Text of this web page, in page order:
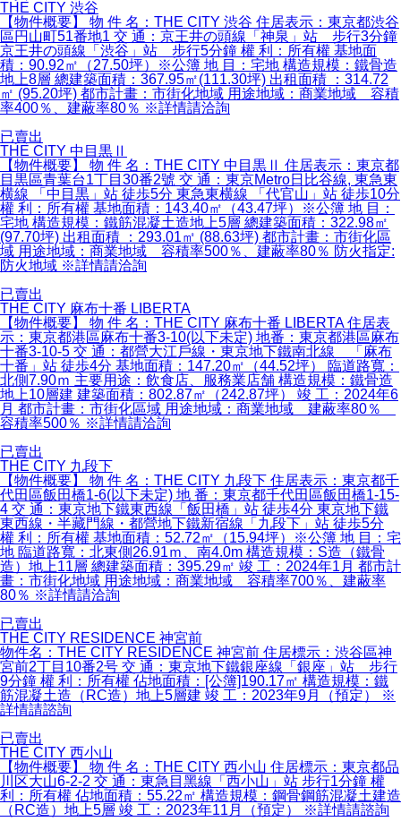
THE CITY 渋谷
【物件概要】 物 件 名：THE CITY 渋谷 住居表示：東京都渋谷
區円山町51番地1 交 通：京王井の頭線「神泉」站 步行3分鐘
京王井の頭線「渋谷」站 步行5分鐘 權 利：所有權 基地面
積：90.92㎡（27.50坪）※公簿 地 目：宅地 構造規模：鐵骨造
地上8層 總建築面積：367.95㎡(111.30坪) 出租面積 ：314.72
㎡ (95.20坪) 都市計畫：市街化地域 用途地域：商業地域 容積
率400％、建蔽率80％ ※詳情請洽詢
已賣出
THE CITY 中目黒Ⅱ
【物件概要】 物 件 名：THE CITY 中目黒Ⅱ 住居表示：東京都
目黒區青葉台1丁目30番2號 交 通：東京Metro日比谷線, 東急東
横線 「中目黒」站 徒歩5分 東急東横線 「代官山」站 徒歩10分
權 利：所有權 基地面積：143.40㎡（43.47坪）※公簿 地 目：
宅地 構造規模：鐵筋混凝土造地上5層 總建築面積：322.98㎡
(97.70坪) 出租面積 ：293.01㎡ (88.63坪) 都市計畫：市街化區
域 用途地域：商業地域 容積率500％、建蔽率80％ 防火指定:
防火地域 ※詳情請洽詢
已賣出
THE CITY 麻布十番 LIBERTA
【物件概要】 物 件 名：THE CITY 麻布十番 LIBERTA 住居表
示：東京都港區麻布十番3-10(以下未定) 地番：東京都港區麻布
十番3-10-5 交 通：都營大江戶線・東京地下鐵南北線 「麻布
十番」站 徒歩4分 基地面積：147.20㎡（44.52坪） 臨道路寬：
北側7.90ｍ 主要用途：飲食店、服務業店舗 構造規模：鐵骨造
地上10層建 建築面積：802.87㎡（242.87坪） 竣 工：2024年6
月 都市計畫：市街化區域 用途地域：商業地域 建蔽率80％
容積率500％ ※詳情請洽詢
已賣出
THE CITY 九段下
【物件概要】 物 件 名：THE CITY 九段下 住居表示：東京都千
代田區飯田橋1-6(以下未定) 地 番：東京都千代田區飯田橋1-15-
4 交 通：東京地下鐵東西線「飯田橋」站 徒歩4分 東京地下鐵
東西線・半藏門線・都營地下鐵新宿線「九段下」站 徒歩5分
權 利：所有權 基地面積：52.72㎡（15.94坪）※公簿 地 目：宅
地 臨道路寬：北東側26.91ｍ、南4.0m 構造規模：S造（鐵骨
造）地上11層 總建築面積：395.29㎡ 竣 工：2024年1月 都市計
畫：市街化地域 用途地域：商業地域 容積率700％、建蔽率
80％ ※詳情請洽詢
已賣出
THE CITY RESIDENCE 神宮前
物件名：THE CITY RESIDENCE 神宮前 住居標示：渋谷區神
宮前2丁目10番2号 交 通：東京地下鐵銀座線「銀座」站 步行
9分鐘 權 利：所有權 佔地面積：[公簿]190.17㎡ 構造規模：鐵
筋混凝土造（RC造）地上5層建 竣 工：2023年9月（預定） ※
詳情請諮詢
已賣出
THE CITY 西小山
【物件概要】 物 件 名：THE CITY 西小山 住居標示：東京都品
川区大山6-2-2 交 通：東急目黑線「西小山」站 步行1分鐘 權
利：所有權 佔地面積：55.22㎡ 構造規模：鋼骨鋼筋混凝土建造
（RC造）地上5層 竣 工：2023年11月（預定） ※詳情請諮詢